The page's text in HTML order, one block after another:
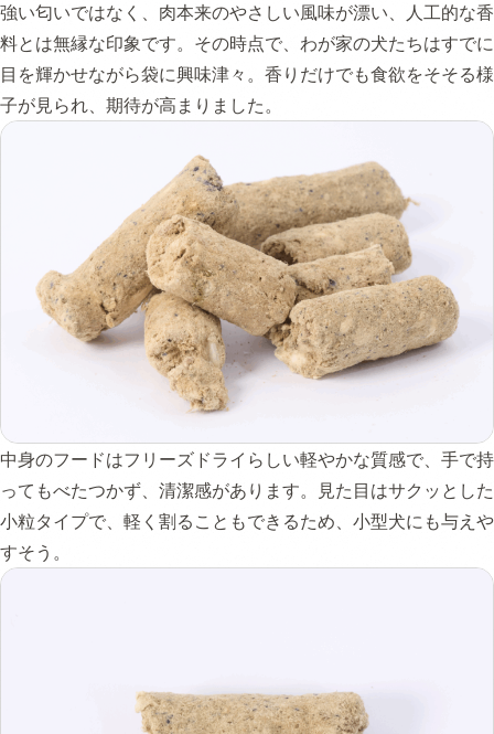
強い匂いではなく、肉本来のやさしい風味が漂い、人工的な香
料とは無縁な印象です。その時点で、わが家の犬たちはすでに
目を輝かせながら袋に興味津々。香りだけでも食欲をそそる様
子が見られ、期待が高まりました。
中身のフードはフリーズドライらしい軽やかな質感で、手で持
ってもべたつかず、清潔感があります。見た目はサクッとした
小粒タイプで、軽く割ることもできるため、小型犬にも与えや
すそう。